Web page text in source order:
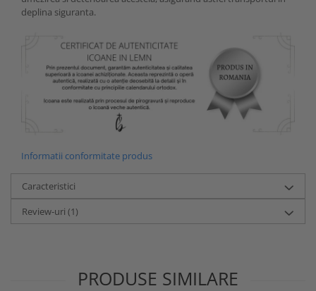
deplina siguranta.
Informatii conformitate produs
Caracteristici
Review-uri (1)
PRODUSE SIMILARE